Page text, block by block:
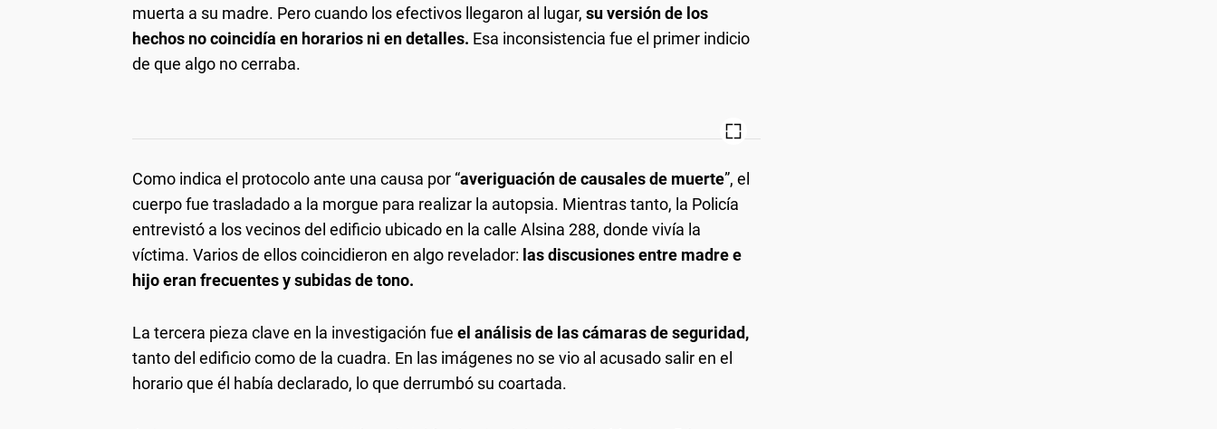
muerta a su madre. Pero cuando los efectivos llegaron al lugar, su versión de los
hechos no coincidía en horarios ni en detalles. Esa inconsistencia fue el primer indicio
de que algo no cerraba.
Como indica el protocolo ante una causa por “averiguación de causales de muerte”, el
cuerpo fue trasladado a la morgue para realizar la autopsia. Mientras tanto, la Policía
entrevistó a los vecinos del edificio ubicado en la calle Alsina 288, donde vivía la
víctima. Varios de ellos coincidieron en algo revelador: las discusiones entre madre e
hijo eran frecuentes y subidas de tono.
La tercera pieza clave en la investigación fue el análisis de las cámaras de seguridad,
tanto del edificio como de la cuadra. En las imágenes no se vio al acusado salir en el
horario que él había declarado, lo que derrumbó su coartada.